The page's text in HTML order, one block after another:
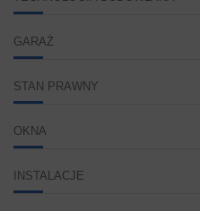
GARAŻ
STAN PRAWNY
OKNA
INSTALACJE